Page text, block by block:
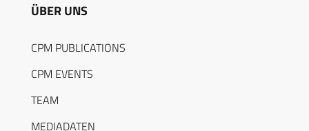
ÜBER UNS
CPM PUBLICATIONS
CPM EVENTS
TEAM
MEDIADATEN